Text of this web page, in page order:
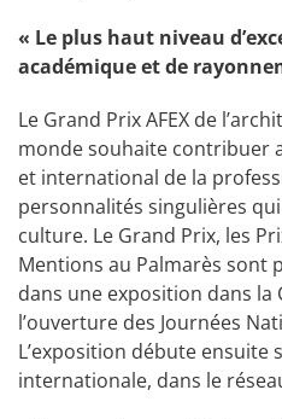
« Le plus haut niveau
académique et de
Le Grand Prix AFEX de
monde souhaite contribuer
et international de la
personnalités singulières
culture. Le Grand Prix, les
Mentions au Palmarès sont
dans une exposition dans la
l’ouverture des Journées
L’exposition débute ensuite
internationale, dans le